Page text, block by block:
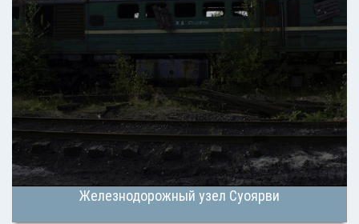
Железнодорожный узел Суоярви